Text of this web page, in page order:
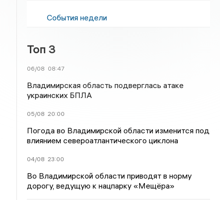
События недели
Топ 3
06/08 08:47
Владимирская область подверглась атаке
украинских БПЛА
05/08 20:00
Погода во Владимирской области изменится под
влиянием североатлантического циклона
04/08 23:00
Во Владимирской области приводят в норму
дорогу, ведущую к нацпарку «Мещёра»